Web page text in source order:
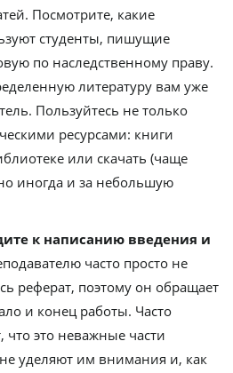
Посмотрите, какие
студенты, пишущие
по наследственному праву.
литературу вам уже
Пользуйтесь не только
ресурсами: книги
или скачать (чаще
иногда и за небольшую
к написанию введения и
часто просто не
реферат, поэтому он обращает
и конец работы. Часто
что это неважные части
уделяют им внимания и, как